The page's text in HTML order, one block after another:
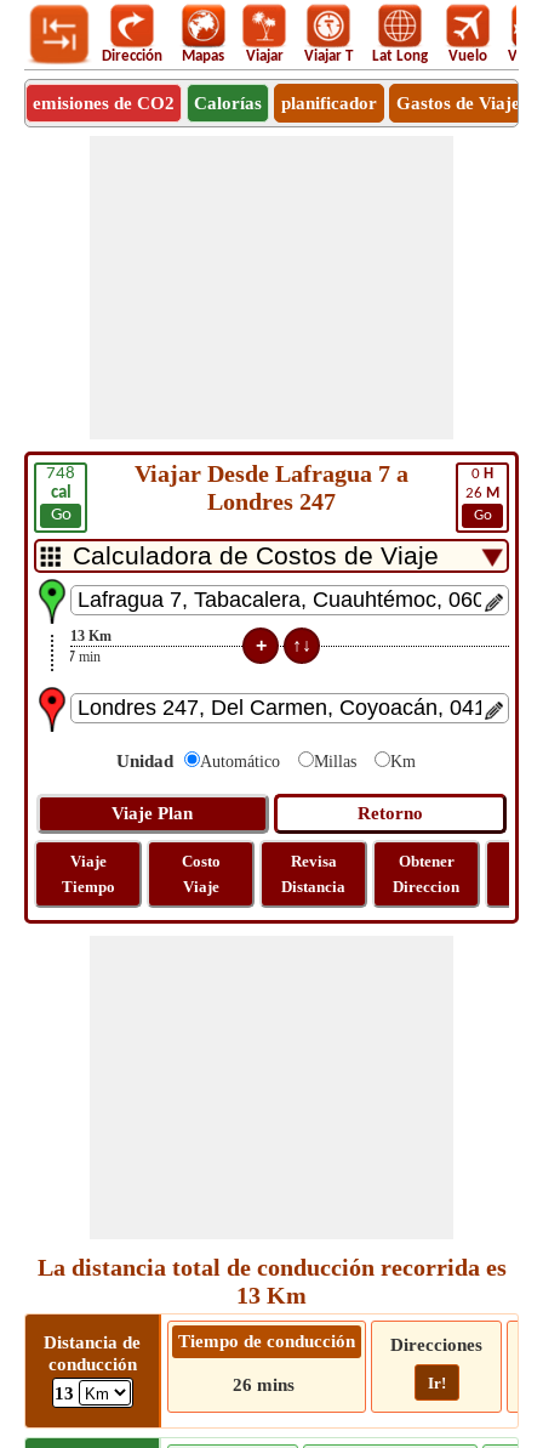
Dirección Mapas Viajar Viajar T Lat Long Vuelo
emisiones de CO2 Calorías planificador Gastos de Viaje
748
cal
Go
0 H
26 M
Go
Viajar Desde Lafragua 7 a
Londres 247
13 Km
27 min
Unidad Automático Millas Km
Viaje
Tiempo
Costo
Viaje
Revisa
Distancia
Obtener
Direccion
La distancia total de conducción recorrida es
13 Km
Distancia de
conducción
13
Tiempo de conducción
26 mins
Direcciones
Ir!